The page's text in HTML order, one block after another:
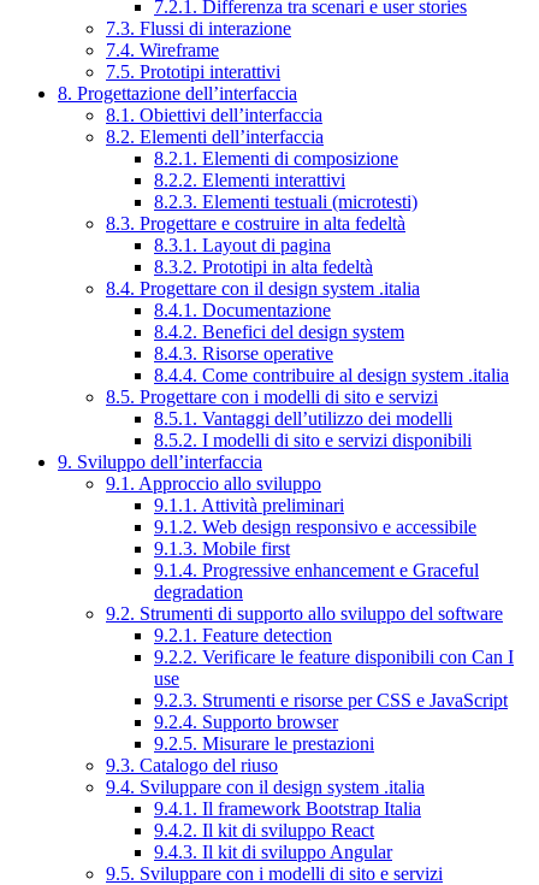
7.2.1. Differenza tra scenari e user stories
7.3. Flussi di interazione
7.4. Wireframe
7.5. Prototipi interattivi
8. Progettazione dell’interfaccia
8.1. Obiettivi dell’interfaccia
8.2. Elementi dell’interfaccia
8.2.1. Elementi di composizione
8.2.2. Elementi interattivi
8.2.3. Elementi testuali (microtesti)
8.3. Progettare e costruire in alta fedeltà
8.3.1. Layout di pagina
8.3.2. Prototipi in alta fedeltà
8.4. Progettare con il design system .italia
8.4.1. Documentazione
8.4.2. Benefici del design system
8.4.3. Risorse operative
8.4.4. Come contribuire al design system .italia
8.5. Progettare con i modelli di sito e servizi
8.5.1. Vantaggi dell’utilizzo dei modelli
8.5.2. I modelli di sito e servizi disponibili
9. Sviluppo dell’interfaccia
9.1. Approccio allo sviluppo
9.1.1. Attività preliminari
9.1.2. Web design responsivo e accessibile
9.1.3. Mobile first
9.1.4. Progressive enhancement e Graceful
degradation
9.2. Strumenti di supporto allo sviluppo del software
9.2.1. Feature detection
9.2.2. Verificare le feature disponibili con Can I
use
9.2.3. Strumenti e risorse per CSS e JavaScript
9.2.4. Supporto browser
9.2.5. Misurare le prestazioni
9.3. Catalogo del riuso
9.4. Sviluppare con il design system .italia
9.4.1. Il framework Bootstrap Italia
9.4.2. Il kit di sviluppo React
9.4.3. Il kit di sviluppo Angular
9.5. Sviluppare con i modelli di sito e servizi